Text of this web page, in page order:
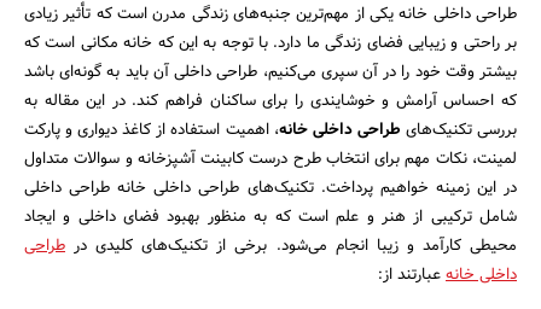
طراحی داخلی خانه یکی از مهم‌ترین جنبه‌های زندگی مدرن است که تأثیر زیادی
بر راحتی و زیبایی فضای زندگی ما دارد. با توجه به این که خانه مکانی است که
بیشتر وقت خود را در آن سپری می‌کنیم، طراحی داخلی آن باید به گونه‌ای باشد
که احساس آرامش و خوشایندی را برای ساکنان فراهم کند. در این مقاله به
بررسی تکنیک‌های طراحی داخلی خانه، اهمیت استفاده از کاغذ دیواری و پارکت
لمینت، نکات مهم برای انتخاب طرح درست کابینت آشپزخانه و سوالات متداول
در این زمینه خواهیم پرداخت. تکنیک‌های طراحی داخلی خانه طراحی داخلی
شامل ترکیبی از هنر و علم است که به منظور بهبود فضای داخلی و ایجاد
محیطی کارآمد و زیبا انجام می‌شود. برخی از تکنیک‌های کلیدی در طراحی
داخلی خانهعبارتند از: